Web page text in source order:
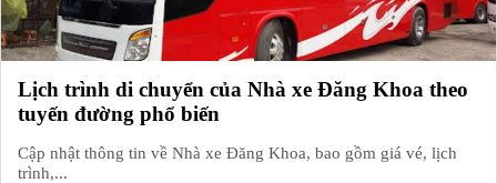
Lịch trình di chuyển của Nhà xe Đăng Khoa theo
tuyến đường phổ biến
Cập nhật thông tin về Nhà xe Đăng Khoa, bao gồm giá vé, lịch
trình,...